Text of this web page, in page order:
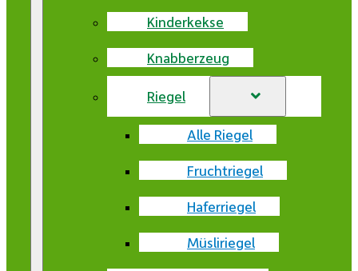
Kinderkekse
Knabberzeug
Riegel
Alle Riegel
Fruchtriegel
Haferriegel
Müsliriegel